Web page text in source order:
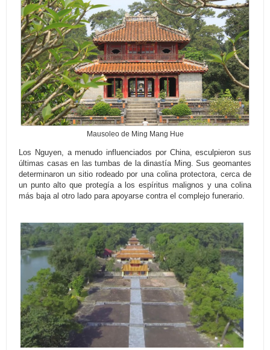
Mausoleo de Ming Mang Hue
Los Nguyen, a menudo influenciados por China, esculpieron sus
últimas casas en las tumbas de la dinastía Ming. Sus geomantes
determinaron un sitio rodeado por una colina protectora, cerca de
un punto alto que protegía a los espíritus malignos y una colina
más baja al otro lado para apoyarse contra el complejo funerario.